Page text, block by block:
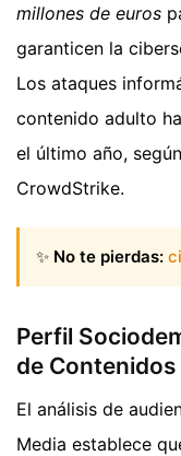
millones de euros
garanticen la
Los ataques
contenido adulto
el último año,
CrowdStrike.
✨ No te pierdas:
Perfil
de
El análisis de
Media establece